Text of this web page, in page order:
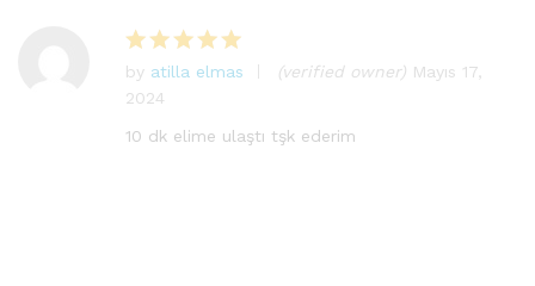
5
üzerinden
5oy aldı
by atilla elmas (verified owner) Mayıs 17,
2024
10 dk elime ulaştı tşk ederim